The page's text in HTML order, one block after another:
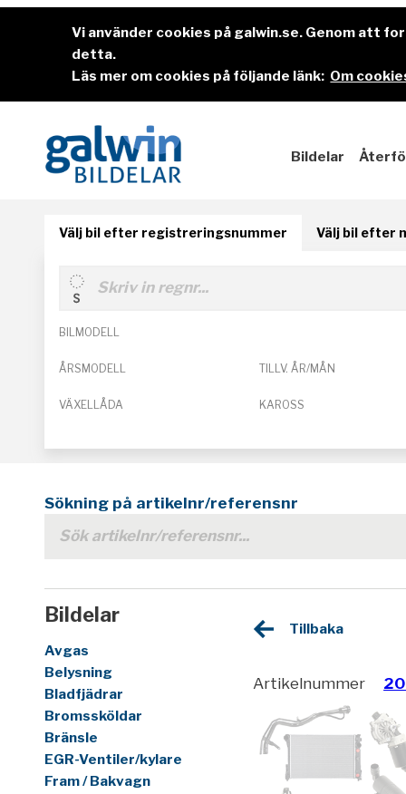
Vi använder cookies på galwin.se. Genom att
detta.
Läs mer om cookies på följande länk: Om
Bildelar
Välj bil efter registreringsnummer Välj bil efter
BILMODELL
ÅRSMODELL TILLV. ÅR/MÅN
VÄXELLÅDA KAROSS
Sökning på artikelnr/referensnr
Bildelar
Avgas
Belysning
Bladfjädrar
Bromssköldar
Bränsle
EGR-Ventiler/kylare
Fram / Bakvagn
Tillbaka
Artikelnummer